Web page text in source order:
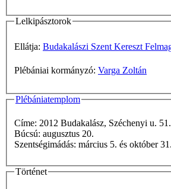
Lelkipásztorok
Ellátja: Budakalászi Szent Kereszt
Plébániai kormányzó: Varga Zoltán
Plébániatemplom
Címe: 2012 Budakalász, Széchenyi u. 51.
Búcsú: augusztus 20.
Szentségimádás: március 5. és október 31.
Történet